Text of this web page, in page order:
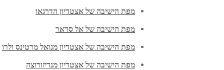
מפת הישיבה של אצטדיון הדרגאו
מפת הישיבה של אל סדאר
מפת הישיבה של אצטדיון מנואל מרטינס ולרו
מפת הישיבה של אצטדיון מנדיזורוצה